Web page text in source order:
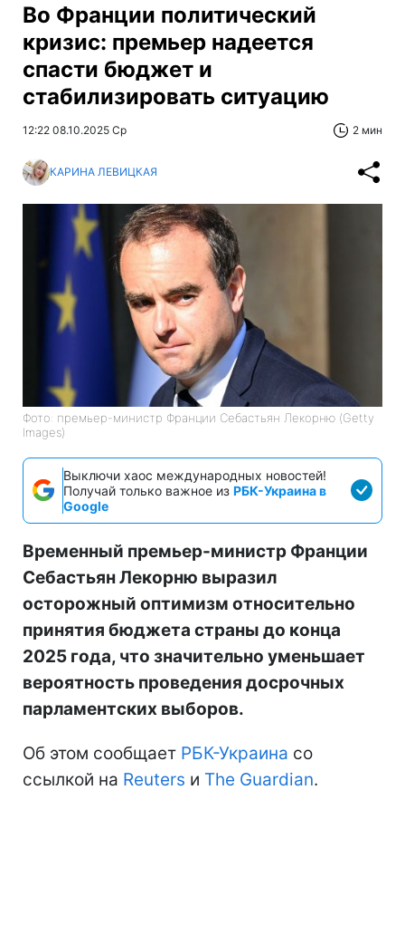
Во Франции политический
кризис: премьер надеется
спасти бюджет и
стабилизировать ситуацию
12:22 08.10.2025 Ср 2 мин
КАРИНА ЛЕВИЦКАЯ
Фото: премьер-министр Франции Себастьян Лекорню (Getty
Images)
Выключи хаос международных новостей!
Получай только важное из РБК-Украина в
Google
Временный премьер-министр Франции
Себастьян Лекорню выразил
осторожный оптимизм относительно
принятия бюджета страны до конца
2025 года, что значительно уменьшает
вероятность проведения досрочных
парламентских выборов.
Об этом сообщает РБК-Украина со
ссылкой на Reuters и The Guardian.